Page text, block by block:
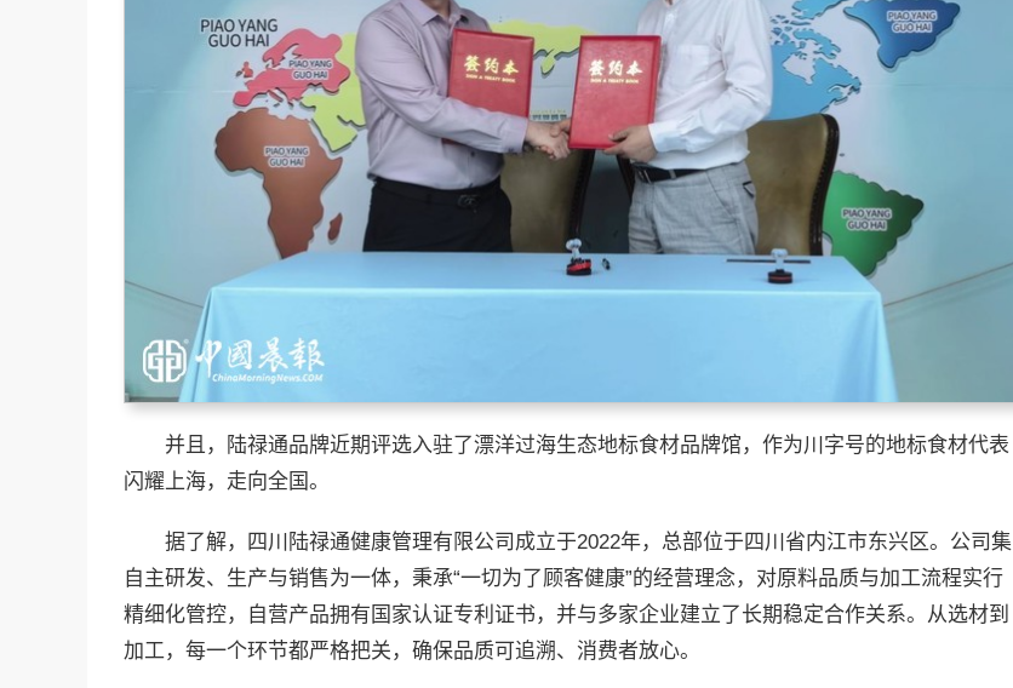
并且，陆禄通品牌近期评选入驻了漂洋过海生态地标食材品牌馆，作为川字号的地标食材代表
闪耀上海，走向全国。
据了解，四川陆禄通健康管理有限公司成立于2022年，总部位于四川省内江市东兴区。公司集
自主研发、生产与销售为一体，秉承“一切为了顾客健康”的经营理念，对原料品质与加工流程实行
精细化管控，自营产品拥有国家认证专利证书，并与多家企业建立了长期稳定合作关系。从选材到
加工，每一个环节都严格把关，确保品质可追溯、消费者放心。